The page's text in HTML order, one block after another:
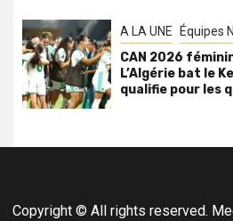
A LA UNE Équipes
CAN 2026
L’Algérie bat le
qualifie pour les
Copyright © All rights reserved.